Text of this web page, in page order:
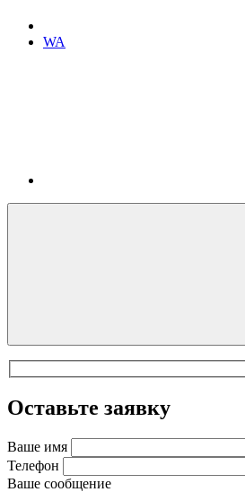
WA
Оставьте заявку
Ваше имя
Телефон
Ваше сообщение